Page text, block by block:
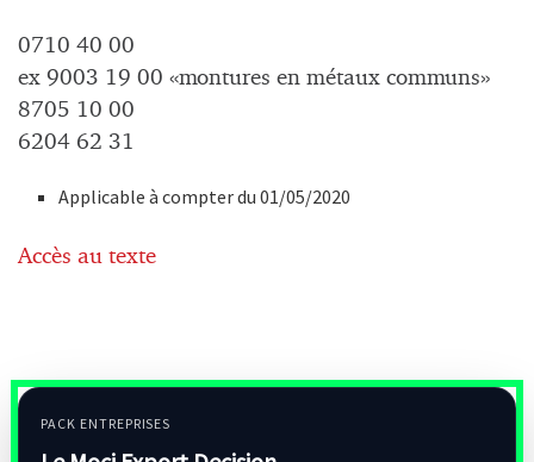
0710 40 00
ex 9003 19 00 «montures en métaux communs»
8705 10 00
6204 62 31
Applicable à compter du 01/05/2020
Accès au texte
PACK ENTREPRISES